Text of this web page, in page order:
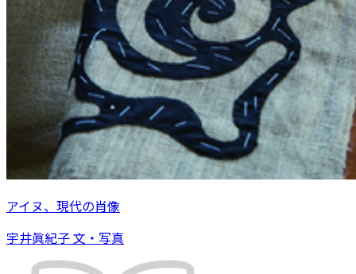
アイヌ、現代の肖像
宇井眞紀子 文・写真